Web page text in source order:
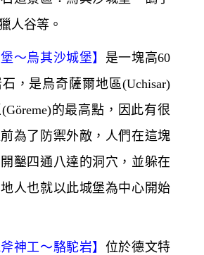
人谷等。
～烏其沙城堡】 是一塊高60
，是烏奇薩爾地區(Uchisar)
的最高點，因此有很
為了防禦外敵，人們在這塊
鑿四通八達的洞穴，並躲在
人也就以此城堡為中心開始
神工～駱駝岩】 位於德文特